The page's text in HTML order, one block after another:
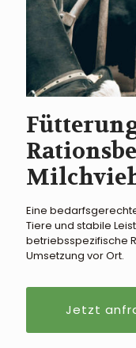
Eine
Tiere und stabile
betriebsspezifische
Umsetzung vor Ort.
Jetzt